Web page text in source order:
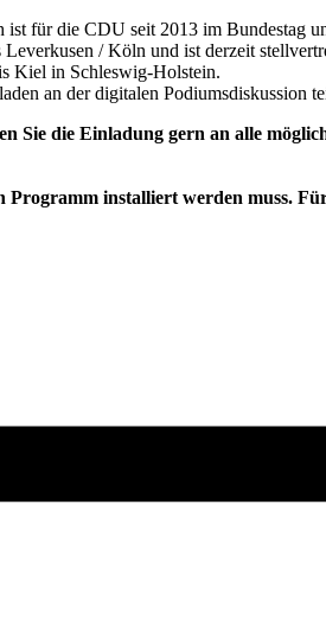
für die CDU seit 2013 im
/ Köln und ist derzeit
Kiel in Schleswig-Holstein.
an der digitalen Podiumsdiskussion
Sie die Einladung gern an alle
installiert werden muss.